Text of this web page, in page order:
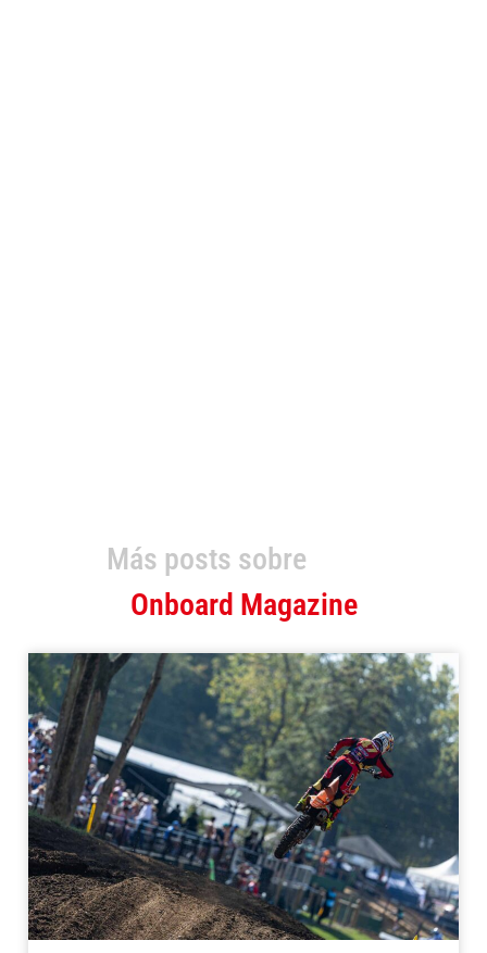
Más posts sobre
Onboard Magazine